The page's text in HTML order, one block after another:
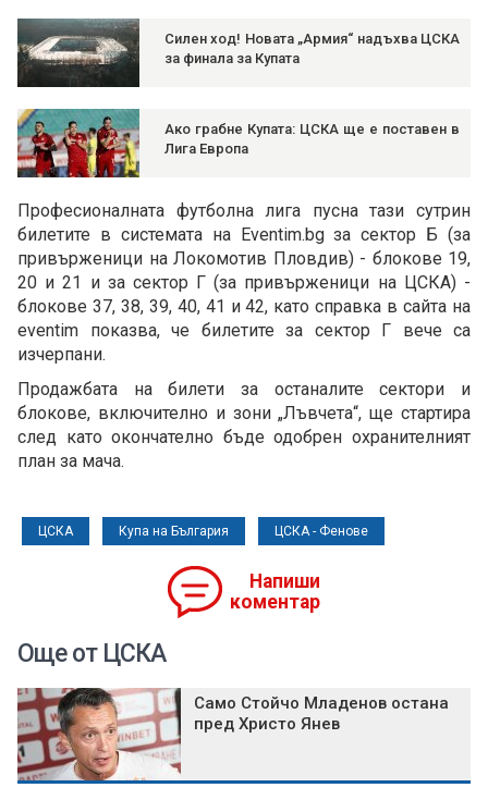
Силен ход! Новата „Армия“ надъхва ЦСКА
за финала за Купата
Ако грабне Купата: ЦСКА ще е поставен в
Лига Европа
Професионалната футболна лига пусна тази сутрин
билетите в системата на Eventim.bg за сектор Б (за
привърженици на Локомотив Пловдив) - блокове 19,
20 и 21 и за сектор Г (за привърженици на ЦСКА) -
блокове 37, 38, 39, 40, 41 и 42, като справка в сайта на
eventim показва, че билетите за сектор Г вече са
изчерпани.
Продажбата на билети за останалите сектори и
блокове, включително и зони „Лъвчета“, ще стартира
след като окончателно бъде одобрен охранителният
план за мача.
ЦСКА Купа на България ЦСКА - Фенове
Напиши
коментар
Още от ЦСКА
Само Стойчо Младенов остана
пред Христо Янев